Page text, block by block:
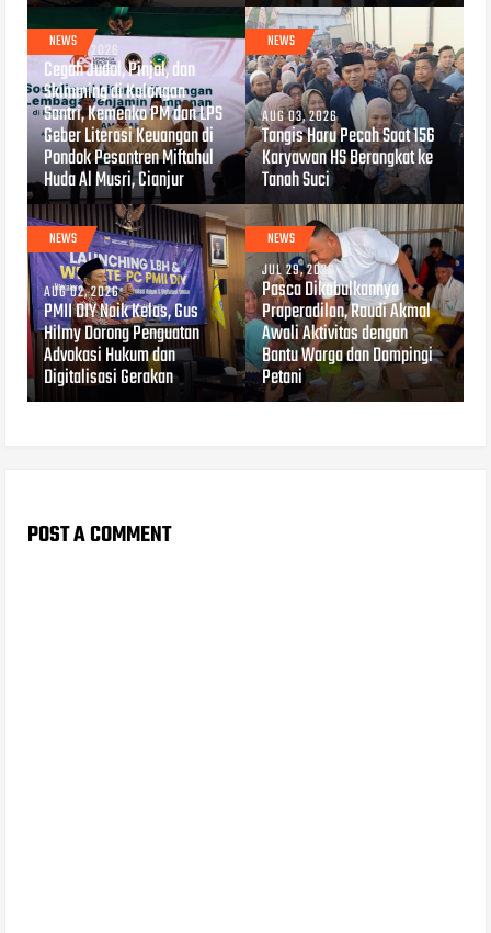
NEWS
AUG 04, 2026
Cegah Judol, Pinjol, dan
Skimming di Kalangan
Santri, Kemenko PM dan LPS
Geber Literasi Keuangan di
Pondok Pesantren Miftahul
Huda Al Musri, Cianjur
NEWS
AUG 03, 2026
Tangis Haru Pecah Saat 156
Karyawan HS Berangkat ke
Tanah Suci
NEWS
AUG 02, 2026
PMII DIY Naik Kelas, Gus
Hilmy Dorong Penguatan
Advokasi Hukum dan
Digitalisasi Gerakan
NEWS
JUL 29, 2026
Pasca Dikabulkannya
Praperadilan, Raudi Akmal
Awali Aktivitas dengan
Bantu Warga dan Dampingi
Petani
POST A COMMENT